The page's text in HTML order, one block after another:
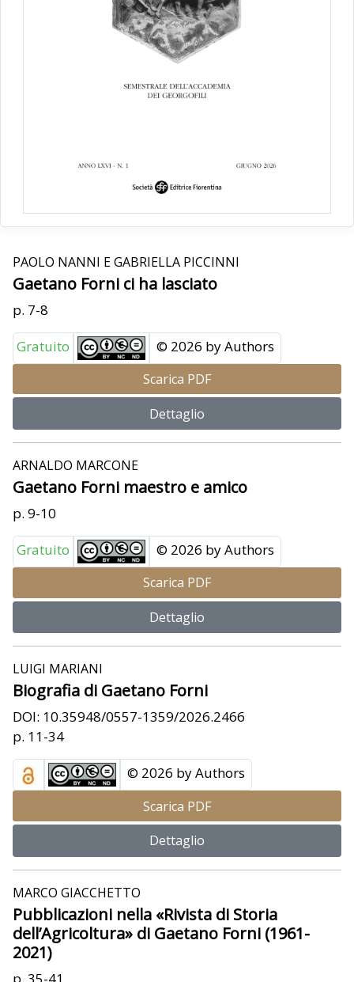
PAOLO NANNI E GABRIELLA PICCINNI
Gaetano Forni ci ha lasciato
p. 7-8
Gratuito
© 2026 by Authors
Scarica PDF
Dettaglio
ARNALDO MARCONE
Gaetano Forni maestro e amico
p. 9-10
Gratuito
© 2026 by Authors
Scarica PDF
Dettaglio
LUIGI MARIANI
Biografia di Gaetano Forni
DOI: 10.35948/0557-1359/2026.2466
p. 11-34
© 2026 by Authors
Scarica PDF
Dettaglio
MARCO GIACCHETTO
Pubblicazioni nella «Rivista di Storia
dell’Agricoltura» di Gaetano Forni (1961-
2021)
p. 35-41